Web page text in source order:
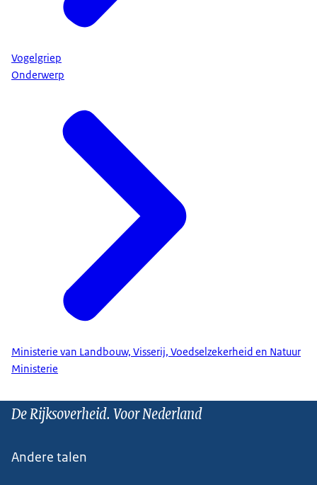
Vogelgriep
Onderwerp
Ministerie van Landbouw, Visserij, Voedselzekerheid en Natuur
Ministerie
De Rijksoverheid. Voor Nederland
Andere talen